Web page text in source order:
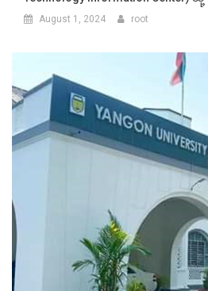
August 1, 2024 root